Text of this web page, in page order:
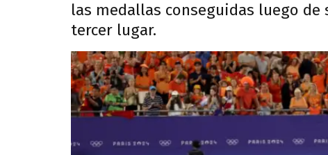
las medallas conseguidas luego
tercer lugar.